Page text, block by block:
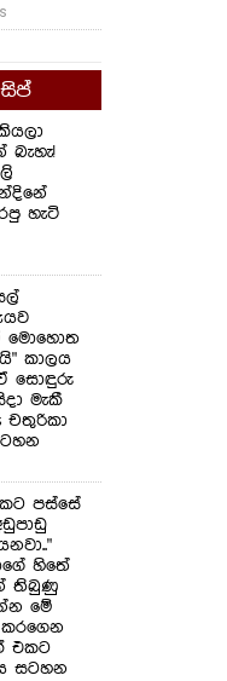
හැටි
මොහොත
කාලය
සොඳුරු
මැකී
චතුරිකා
පස්සේ
හිතේ
තිබුණු
මේ
එකට
සටහන